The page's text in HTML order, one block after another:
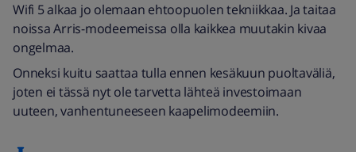
Wifi 5 alkaa jo olemaan ehtoopuolen tekniikkaa. Ja taitaa
noissa Arris-modeemeissa olla kaikkea muutakin kivaa
ongelmaa.
Onneksi kuitu saattaa tulla ennen kesäkuun puoltaväliä,
joten ei tässä nyt ole tarvetta lähteä investoimaan
uuteen, vanhentuneeseen kaapelimodeemiin.